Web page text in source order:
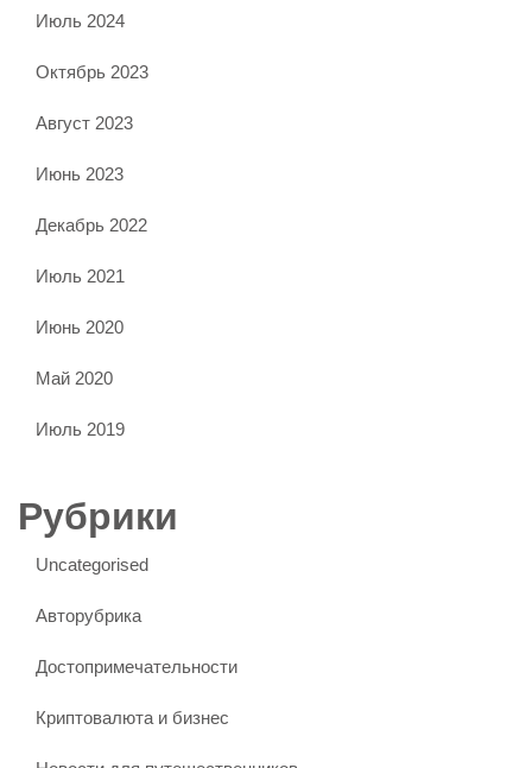
Июль 2024
Октябрь 2023
Август 2023
Июнь 2023
Декабрь 2022
Июль 2021
Июнь 2020
Май 2020
Июль 2019
Рубрики
Uncategorised
Авторубрика
Достопримечательности
Криптовалюта и бизнес